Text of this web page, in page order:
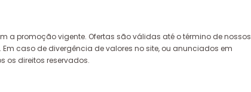
a promoção vigente. Ofertas são válidas até o término de nossos
caso de divergência de valores no site, ou anunciados em
os direitos reservados.